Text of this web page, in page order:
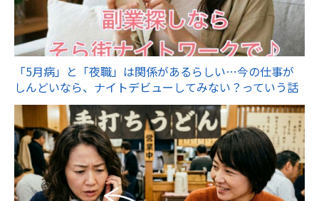
「5月病」と「夜職」は関係があるらしい…今の仕事が
しんどいなら、ナイトデビューしてみない？っていう話